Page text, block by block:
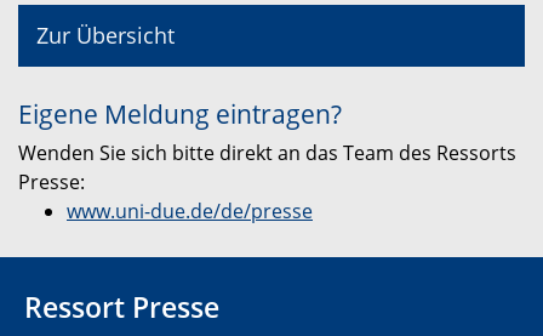
Zur Übersicht
Eigene Meldung eintragen?
Wenden Sie sich bitte direkt an das Team des Ressorts
Presse:
www.uni-due.de/de/presse
Ressort Presse